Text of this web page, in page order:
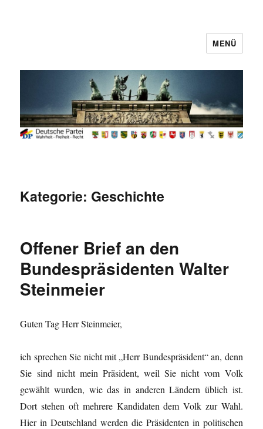
MENÜ
Kategorie: Geschichte
Offener Brief an den
Bundespräsidenten Walter
Steinmeier
Guten Tag Herr Steinmeier,
ich sprechen Sie nicht mit „Herr Bundespräsident“ an, denn
Sie sind nicht mein Präsident, weil Sie nicht vom Volk
gewählt wurden, wie das in anderen Ländern üblich ist.
Dort stehen oft mehrere Kandidaten dem Volk zur Wahl.
Hier in Deutschland werden die Präsidenten in politischen